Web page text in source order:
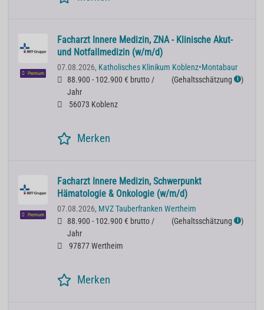
Premium
Facharzt Innere Medizin, ZNA - Klinische Akut-
und Notfallmedizin (w/m/d)
07.08.2026, Katholisches Klinikum Koblenz•Montabaur
88.900 - 102.900 € brutto /
Jahr
(Gehaltsschätzung ℹ )
56073 Koblenz
Merken
Premium
Facharzt Innere Medizin, Schwerpunkt
Hämatologie & Onkologie (w/m/d)
07.08.2026, MVZ Tauberfranken Wertheim
88.900 - 102.900 € brutto /
Jahr
(Gehaltsschätzung ℹ )
97877 Wertheim
Merken